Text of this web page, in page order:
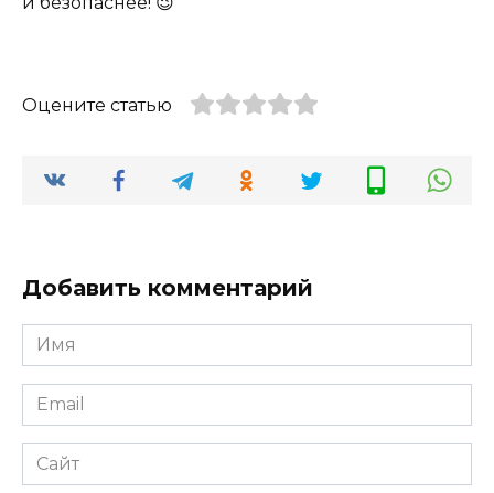
Оцените статью
Добавить комментарий
Имя
*
Email
*
Сайт